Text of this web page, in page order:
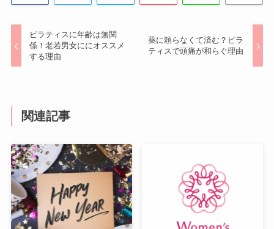
ピラティスに年齢は無関
係！老若男女ににオススメ
する理由
薬に頼らなくて済む？ピラ
ティスで頭痛が和らぐ理由
関連記事